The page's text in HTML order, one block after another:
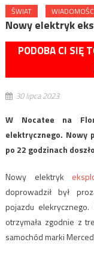
ŚWIAT
Nowy elektryk
PODOBA CI SIĘ
30 lipca 2023
W Nocatee na
elektrycznego. Nowy
po 22 godzinach
Nowy elektryk
doprowadził był
pojazdu
otrzymała zgodnie z
samochód marki